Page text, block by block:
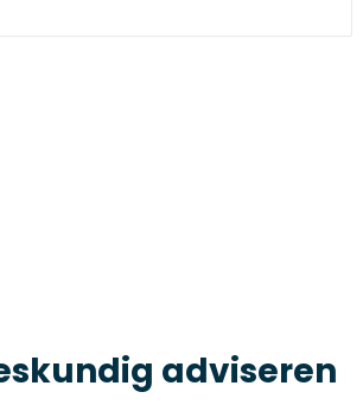
adviseren